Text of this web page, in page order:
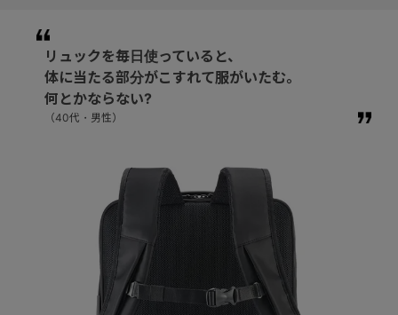
リュックを毎日使っていると、
体に当たる部分がこすれて服がいたむ。
何とかならない?
（40代・男性）